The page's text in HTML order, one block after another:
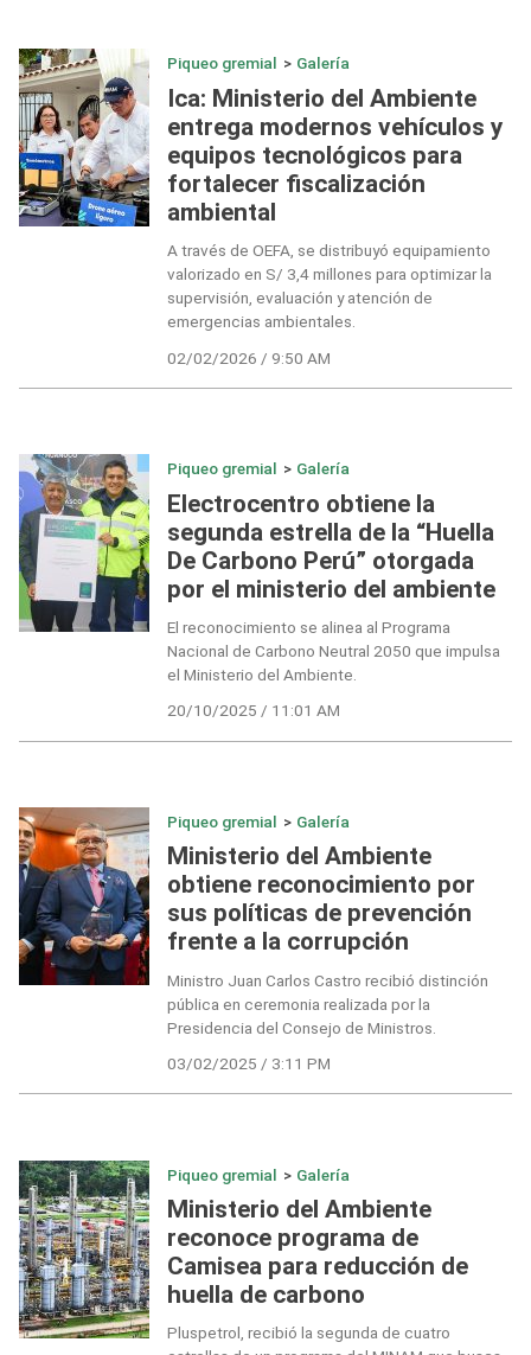
Piqueo gremial > Galería
Ica: Ministerio del Ambiente
entrega modernos vehículos y
equipos tecnológicos para
fortalecer fiscalización
ambiental
A través de OEFA, se distribuyó equipamiento
valorizado en S/ 3,4 millones para optimizar la
supervisión, evaluación y atención de
emergencias ambientales.
02/02/2026 / 9:50 AM
Piqueo gremial > Galería
Electrocentro obtiene la
segunda estrella de la “Huella
De Carbono Perú” otorgada
por el ministerio del ambiente
El reconocimiento se alinea al Programa
Nacional de Carbono Neutral 2050 que impulsa
el Ministerio del Ambiente.
20/10/2025 / 11:01 AM
Piqueo gremial > Galería
Ministerio del Ambiente
obtiene reconocimiento por
sus políticas de prevención
frente a la corrupción
Ministro Juan Carlos Castro recibió distinción
pública en ceremonia realizada por la
Presidencia del Consejo de Ministros.
03/02/2025 / 3:11 PM
Piqueo gremial > Galería
Ministerio del Ambiente
reconoce programa de
Camisea para reducción de
huella de carbono
Pluspetrol, recibió la segunda de cuatro